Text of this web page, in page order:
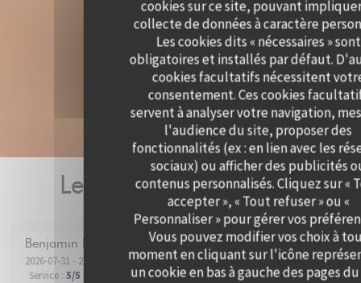
cookies sur ce site, pouvant
collecte de données à caractère
Les cookies dits « nécessaires » sont
obligatoires et installés par défaut.
cookies facultatifs nécessitent
consentement. Ces cookies
servent à analyser votre navigation,
l'audience du site, proposer des
fonctionnalités (ex : en lien avec les
sociaux) ou afficher des publicités
contenus personnalisés. Cliquez sur «
accepter », « Tout refuser » ou «
Personnaliser » pour gérer vos
Vous pouvez modifier vos choix à
moment en cliquant sur l'icône
un cookie en bas à gauche des pages
Les avis de nos clients
Benjamin B
2026-07-31- 21:00 - Couverts 2
Service : 5/5 :5/5 Cuisine:5/5 Qualité / Prix:5 /5